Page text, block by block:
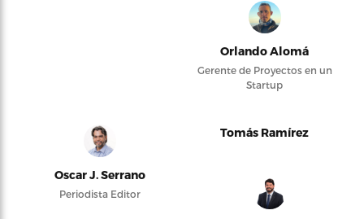
Orlando Alomá
Gerente de Proyectos en un
Startup
Oscar J. Serrano
Periodista Editor
Tomás Ramírez